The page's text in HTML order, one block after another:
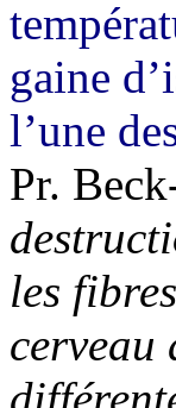
gaine
l’une
Pr.
les
cerveau